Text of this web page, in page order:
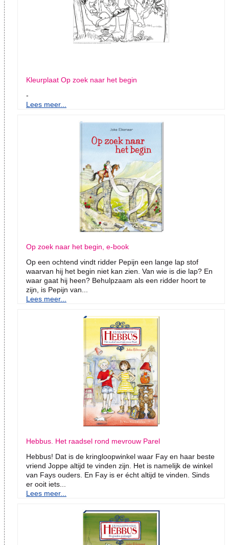
Kleurplaat Op zoek naar het begin
-
Lees meer...
Op zoek naar het begin, e-book
Op een ochtend vindt ridder Pepijn een lange lap stof
waarvan hij het begin niet kan zien. Van wie is die lap? En
waar gaat hij heen? Behulpzaam als een ridder hoort te
zijn, is Pepijn van...
Lees meer...
Hebbus. Het raadsel rond mevrouw Parel
Hebbus! Dat is de kringloopwinkel waar Fay en haar beste
vriend Joppe altijd te vinden zijn. Het is namelijk de winkel
van Fays ouders. En Fay is er écht altijd te vinden. Sinds
er ooit iets...
Lees meer...